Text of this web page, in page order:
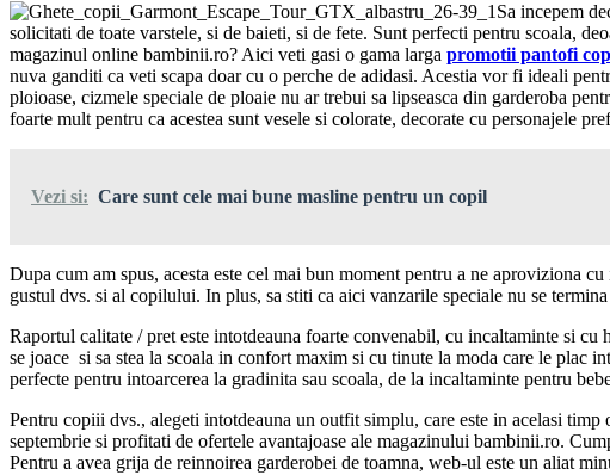
Sa incepem
solicitati de toate varstele, si de baieti, si de fete. Sunt perfecti pentru scoala,
magazinul online bambinii.ro? Aici veti gasi o gama larga promotii pantofi
nuva ganditi ca veti scapa doar cu o perche de adidasi. Acestia vor fi ideali
ploioase, cizmele speciale de ploaie nu ar trebui sa lipseasca din garderoba
foarte mult pentru ca acestea sunt vesele si colorate, decorate cu personajele
Vezi si: Care sunt cele mai bune masline pentru un copil
Dupa cum am spus, acesta este cel mai bun moment pentru a ne aproviziona
gustul dvs. si al copilului. In plus, sa stiti ca aici vanzarile speciale nu se
Raportul calitate / pret este intotdeauna foarte convenabil, cu incaltaminte si
se joace si sa stea la scoala in confort maxim si cu tinute la moda care le plac
perfecte pentru intoarcerea la gradinita sau scoala, de la incaltaminte pentru
Pentru copiii dvs., alegeti intotdeauna un outfit simplu, care este in acelasi
septembrie si profitati de ofertele avantajoase ale magazinului bambinii.ro.
Pentru a avea grija de reinnoirea garderobei de toamna, web-ul este un aliat